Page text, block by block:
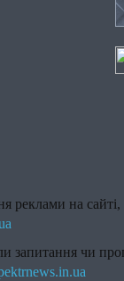
реклами на
чи